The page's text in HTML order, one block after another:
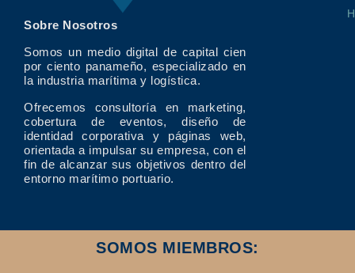
Sobre Nosotros
Somos un medio digital de capital cien
por ciento panameño, especializado en
la industria marítima y logística.
Ofrecemos consultoría en marketing,
cobertura de eventos, diseño de
identidad corporativa y páginas web,
orientada a impulsar su empresa, con el
fin de alcanzar sus objetivos dentro del
entorno marítimo portuario.
SOMOS MIEMBROS: